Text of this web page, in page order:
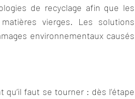
de recyclage afin que les
vierges. Les solutions
environnementaux causés
faut se tourner : dès l’étape